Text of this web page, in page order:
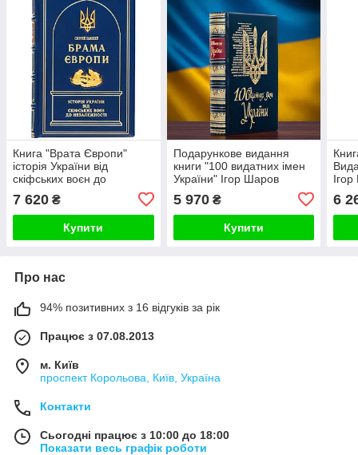
Книга "Врата Європи"
історія України від
скіфських воєн до
Прахій (на українському)
7 620 ₴
Купити
Подарункове видання
книги "100 видатних імен
України" Ігор Шаров
5 970₴
Купити
6
Про нас
94% позитивних з 16 відгуків за рік
Працює з 07.08.2013
м. Київ
проспект Корольова, Київ, Україна
Контакти
Сьогодні працює з 10:00 до 18:00
Показати весь графік роботи